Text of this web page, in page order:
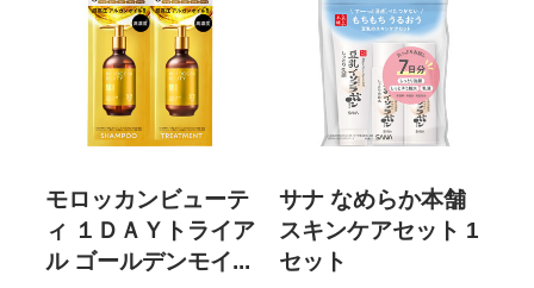
モロッカンビューテ
ィ １ＤＡＹトライア
ル ゴールデンモイ...
サナ なめらか本舗
スキンケアセット 1
セット